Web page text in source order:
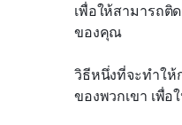
เพื่อให้สามารถติ
ของคุณ
วิธีหนึ่งที่จะทำให้
ของพวกเขา เพื่